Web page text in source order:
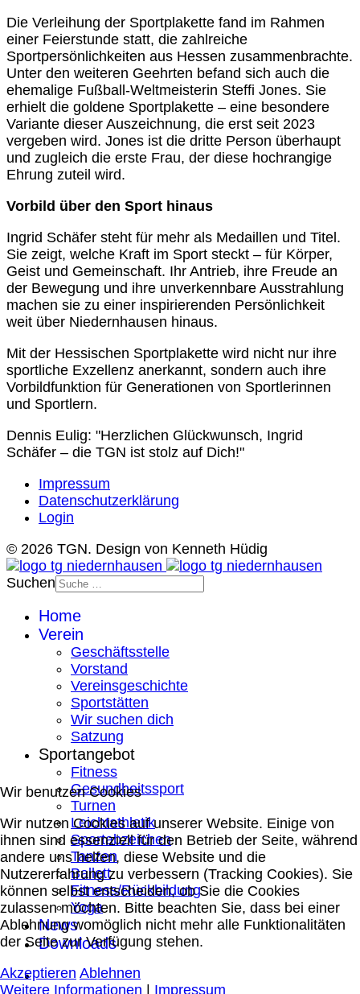
Die Verleihung der Sportplakette fand im Rahmen
einer Feierstunde statt, die zahlreiche
Sportpersönlichkeiten aus Hessen zusammenbrachte.
Unter den weiteren Geehrten befand sich auch die
ehemalige Fußball-Weltmeisterin Steffi Jones. Sie
erhielt die goldene Sportplakette – eine besondere
Variante dieser Auszeichnung, die erst seit 2023
vergeben wird. Jones ist die dritte Person überhaupt
und zugleich die erste Frau, der diese hochrangige
Ehrung zuteil wird.
Vorbild über den Sport hinaus
Ingrid Schäfer steht für mehr als Medaillen und Titel.
Sie zeigt, welche Kraft im Sport steckt – für Körper,
Geist und Gemeinschaft. Ihr Antrieb, ihre Freude an
der Bewegung und ihre unverkennbare Ausstrahlung
machen sie zu einer inspirierenden Persönlichkeit
weit über Niedernhausen hinaus.
Mit der Hessischen Sportplakette wird nicht nur ihre
sportliche Exzellenz anerkannt, sondern auch ihre
Vorbildfunktion für Generationen von Sportlerinnen
und Sportlern.
Dennis Eulig: "Herzlichen Glückwunsch, Ingrid
Schäfer – die TGN ist stolz auf Dich!"
Impressum
Datenschutzerklärung
Login
© 2026 TGN. Design von Kenneth Hüdig
Suchen
Home
Verein
Geschäftsstelle
Vorstand
Vereinsgeschichte
Sportstätten
Wir suchen dich
Satzung
Sportangebot
Fitness
Gesundheitssport
Turnen
Leichtathletik
Sportabzeichen
Tanzen
Ballett
Fitness/Rückbildung
Yoga
News
Downloads
Wir benutzen Cookies
Wir nutzen Cookies auf unserer Website. Einige von
ihnen sind essenziell für den Betrieb der Seite, während
andere uns helfen, diese Website und die
Nutzererfahrung zu verbessern (Tracking Cookies). Sie
können selbst entscheiden, ob Sie die Cookies
zulassen möchten. Bitte beachten Sie, dass bei einer
Ablehnung womöglich nicht mehr alle Funktionalitäten
der Seite zur Verfügung stehen.
Akzeptieren Ablehnen
Weitere Informationen
Impressum